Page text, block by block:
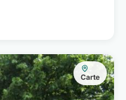
Carte